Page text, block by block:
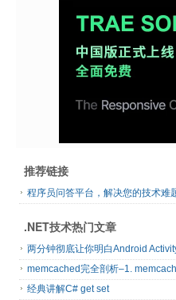
推荐链接
程序员问答平台，解决您的技术难
.NET技术热门文章
两分钟彻底让你明白Android
memcached完全剖析–1.
经典讲解C# get set